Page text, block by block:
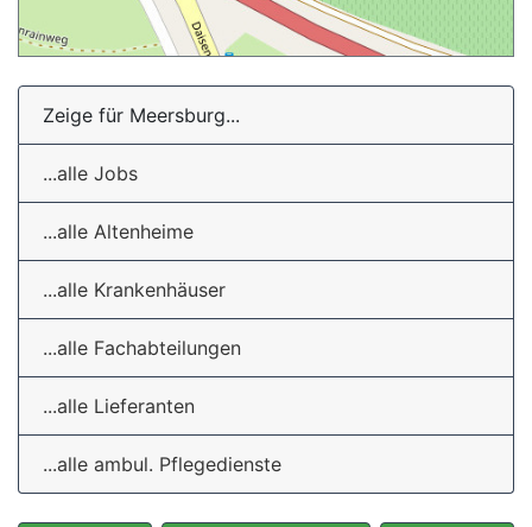
Zeige für Meersburg...
...alle Jobs
...alle Altenheime
...alle Krankenhäuser
...alle Fachabteilungen
...alle Lieferanten
...alle ambul. Pflegedienste